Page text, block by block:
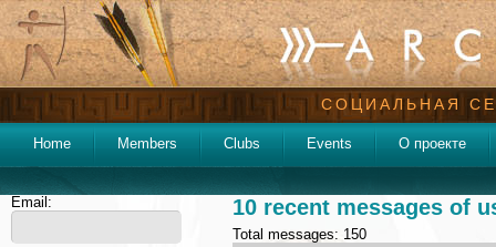
СОЦИАЛЬНАЯ
Home Members Clubs Events О проекте
Email: 10 recent messages of
Total messages: 150